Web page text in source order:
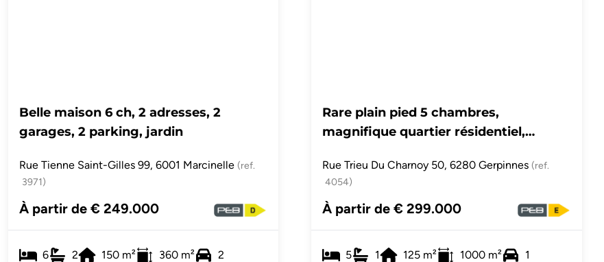
Belle maison 6 ch, 2 adresses, 2
garages, 2 parking, jardin
Rue Tienne Saint-Gilles 99, 6001 Marcinelle (ref.
3971)
À partir de € 249.000
6 2 150 m² 360 m² 2
Rare plain pied 5 chambres,
magnifique quartier résidentiel,
Rue Trieu Du Charnoy 50, 6280 Gerpinnes (ref.
4054)
À partir de € 299.000
5 1 125 m² 1000 m² 1